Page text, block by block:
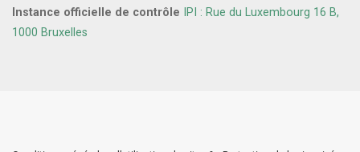
Instance officielle de contrôle
IPI : Rue du Luxembourg 16 B,
1000 Bruxelles